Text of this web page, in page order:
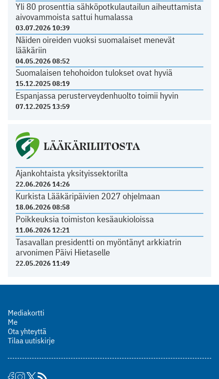
Yli 80 prosenttia sähköpotkulautailun aiheuttamista
aivovammoista sattui humalassa
03.07.2026 10:39
Näiden oireiden vuoksi suomalaiset menevät
lääkäriin
04.05.2026 08:52
Suomalaisen tehohoidon tulokset ovat hyviä
15.12.2025 08:19
Espanjassa perusterveydenhuolto toimii hyvin
07.12.2025 13:59
LÄÄKÄRILIITOSTA
Ajankohtaista yksityissektorilta
22.06.2026 14:26
Kurkista Lääkäripäivien 2027 ohjelmaan
18.06.2026 08:58
Poikkeuksia toimiston kesäaukioloissa
11.06.2026 12:21
Tasavallan presidentti on myöntänyt arkkiatrin
arvonimen Päivi Hietaselle
22.05.2026 11:49
Mediakortti
Me
Ota yhteyttä
Tilaa uutiskirje